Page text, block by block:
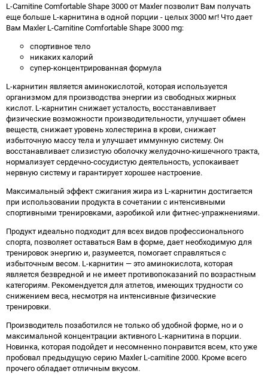
L-Carnitine Comfortable Shape 3000 от Maxler позволит Вам получать
еще больше L-карнитина в одной порции - целых 3000 мг! Что дает
Вам Maxler L-Carnitine Comfortable Shape 3000 mg:
спортивное тело
никаких калорий
супер-концентрированная формула
L-карнитин является аминокислотой, которая используется
организмом для производства энергии из свободных жирных
кислот. L-карнитин снижает усталость, восстанавливает
физические возможности производительности, улучшает обмен
веществ, снижает уровень холестерина в крови, снижает
избыточную массу тела и улучшает иммунную систему. Он
восстанавливает слизистую оболочку желудочно-кишечного тракта,
нормализует сердечно-сосудистую деятельность, успокаивает
нервную систему и гарантирует хорошее настроение.
Максимальный эффект сжигания жира из L-карнитин достигается
при использовании продукта в сочетании с интенсивными
спортивными тренировками, аэробикой или фитнес-упражнениями.
Продукт идеально подходит для всех видов профессионального
спорта, позволяет оставаться Вам в форме, дает необходимую для
тренировок энергию и, разумеется, помогает справляться с
избыточным весом. L-карнитин — это аминокислота, которая
является безвредной и не имеет противопоказаний по возрастным
категориям. Рекомендуется для атлетов, имеющих трудности со
снижением веса, несмотря на интенсивные физические
тренировки.
Производитель позаботился не только об удобной форме, но и о
максимальной концентрации активного L-карнитина в порции.
Новинка, которая подойдет и несомненно понравится всем, кто уже
пробовал предыдущую серию Maxler L-carnitine 2000. Кроме всего
прочего обладает отличным вкусом.